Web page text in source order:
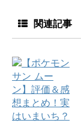
関連記事